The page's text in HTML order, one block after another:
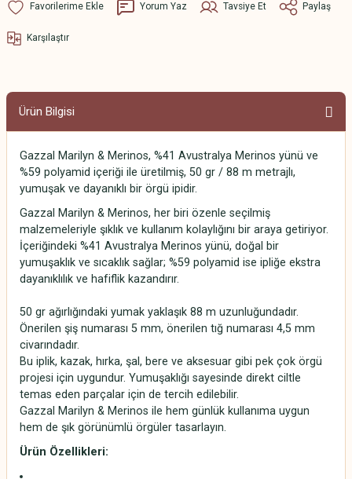
Yorum Yaz Tavsiye Et Paylaş
Karşılaştır
Ürün Bilgisi
Gazzal Marilyn & Merinos, %41 Avustralya Merinos yünü ve
%59 polyamid içeriği ile üretilmiş, 50 gr / 88 m metrajlı,
yumuşak ve dayanıklı bir örgü ipidir.
Gazzal Marilyn & Merinos, her biri özenle seçilmiş
malzemeleriyle şıklık ve kullanım kolaylığını bir araya getiriyor.
İçeriğindeki %41 Avustralya Merinos yünü, doğal bir
yumuşaklık ve sıcaklık sağlar; %59 polyamid ise ipliğe ekstra
dayanıklılık ve hafiflik kazandırır.
50 gr ağırlığındaki yumak yaklaşık 88 m uzunluğundadır.
Önerilen şiş numarası 5 mm, önerilen tığ numarası 4,5 mm
civarındadır.
Bu iplik, kazak, hırka, şal, bere ve aksesuar gibi pek çok örgü
projesi için uygundur. Yumuşaklığı sayesinde direkt ciltle
temas eden parçalar için de tercih edilebilir.
Gazzal Marilyn & Merinos ile hem günlük kullanıma uygun
hem de şık görünümlü örgüler tasarlayın.
Ürün Özellikleri: